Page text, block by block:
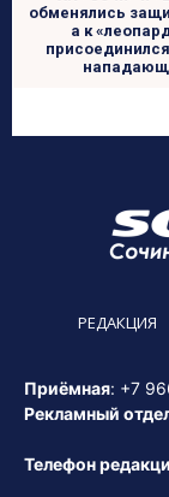
обменялись
а к
РЕДАКЦИЯ
Приёмная: +7
Рекламный
Телефон